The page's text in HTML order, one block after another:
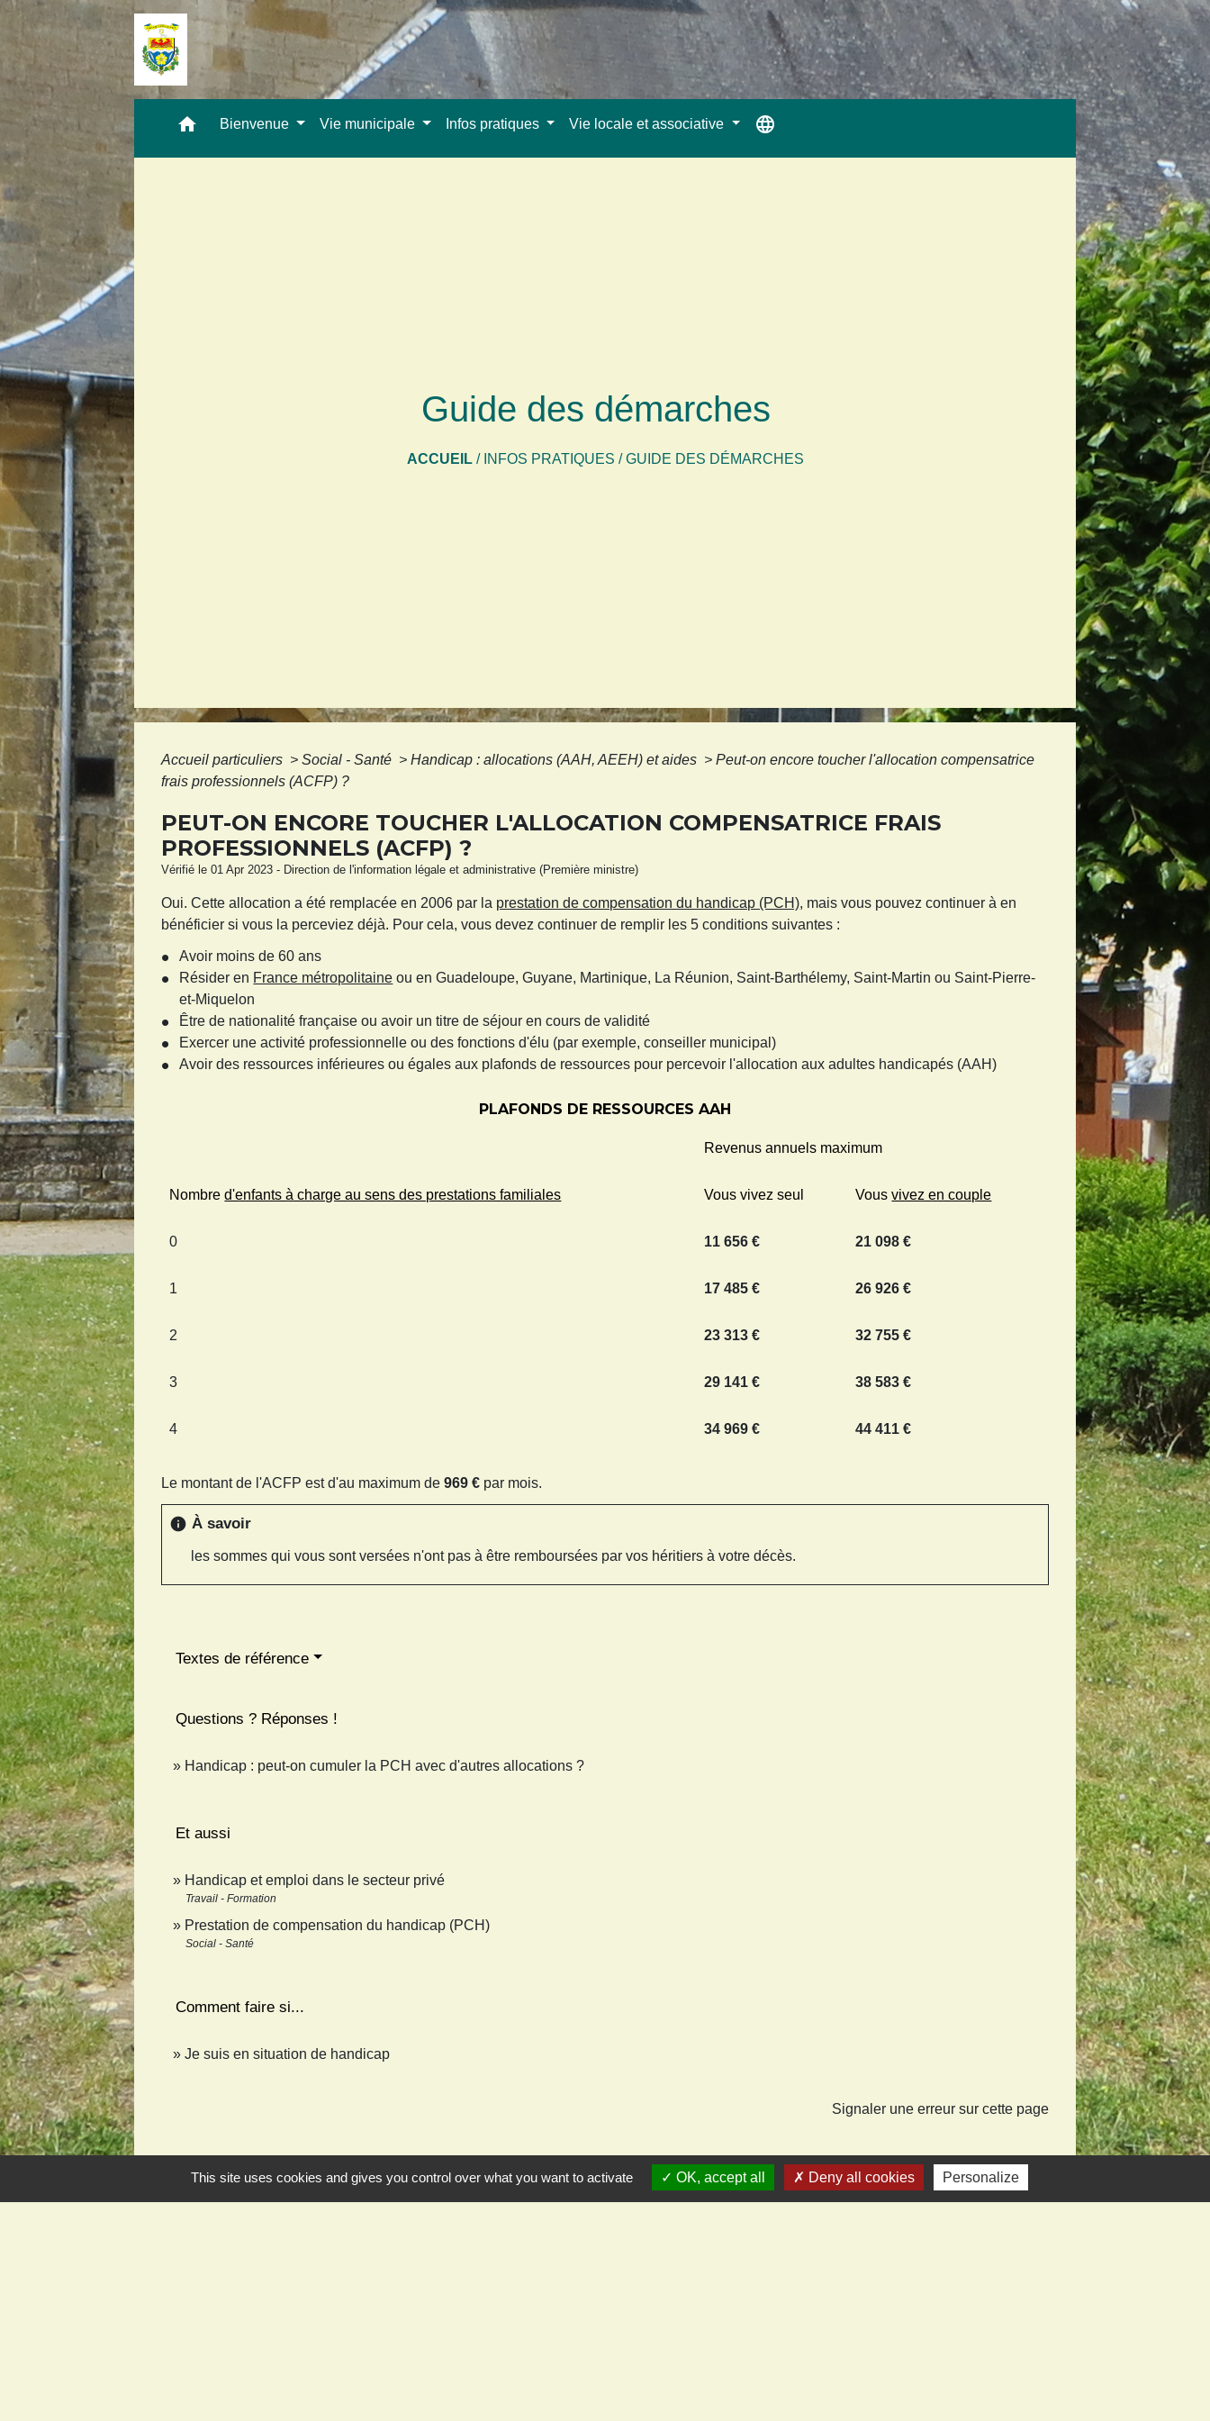
home Bienvenue Vie municipale Infos pratiques Vie locale et associative language
Guide des démarches
ACCUEIL/ INFOS PRATIQUES /GUIDE DES DÉMARCHES
Accueil particuliers > Social - Santé > Handicap : allocations (AAH, AEEH) et aides > Peut-on encore toucher l'allocation compensatrice
frais professionnels (ACFP) ?
PEUT-ON ENCORE TOUCHER L'ALLOCATION COMPENSATRICE FRAIS
PROFESSIONNELS (ACFP) ?
Vérifié le 01 Apr 2023 - Direction de l'information légale et administrative (Première ministre)
Oui. Cette allocation a été remplacée en 2006 par la prestation de compensation du handicap (PCH), mais vous pouvez continuer à en
bénéficier si vous la perceviez déjà. Pour cela, vous devez continuer de remplir les 5 conditions suivantes :
Avoir moins de 60 ans
Résider en France métropolitaine ou en Guadeloupe, Guyane, Martinique, La Réunion, Saint-Barthélemy, Saint-Martin ou Saint-Pierre-
et-Miquelon
Être de nationalité française ou avoir un titre de séjour en cours de validité
Exercer une activité professionnelle ou des fonctions d'élu (par exemple, conseiller municipal)
Avoir des ressources inférieures ou égales aux plafonds de ressources pour percevoir l'allocation aux adultes handicapés (AAH)
PLAFONDS DE RESSOURCES AAH
Revenus annuels maximum
Nombred'enfants à charge au sens des prestations familiales Vous vivez seul Vousvivez en couple
0 11 656 € 21 098 €
1 17 485 € 26 926 €
2 23 313 € 32 755 €
3 29 141 € 38 583 €
4 34 969 € 44 411 €
Le montant de l'ACFP est d'au maximum de969 € par mois.
info À savoir
les sommes qui vous sont versées n'ont pas à être remboursées par vos héritiers à votre décès.
Textes de référence
Questions ? Réponses !
Handicap : peut-on cumuler la PCH avec d'autres allocations ?
Et aussi
Handicap et emploi dans le secteur privé
Travail - Formation
Prestation de compensation du handicap (PCH)
Social - Santé
Comment faire si...
Je suis en situation de handicap
Signaler une erreur sur cette page
This site uses cookies and gives you control over what you want to activate OK, accept all Deny all cookies Personalize